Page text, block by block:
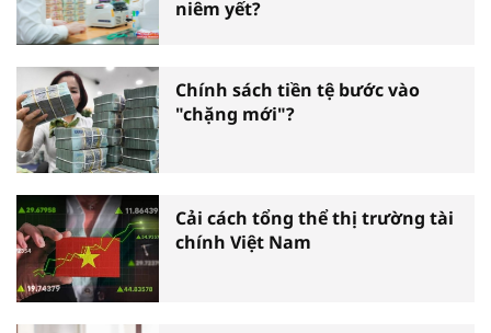
niêm yết?
Chính sách tiền tệ bước vào
"chặng mới"?
Cải cách tổng thể thị trường tài
chính Việt Nam